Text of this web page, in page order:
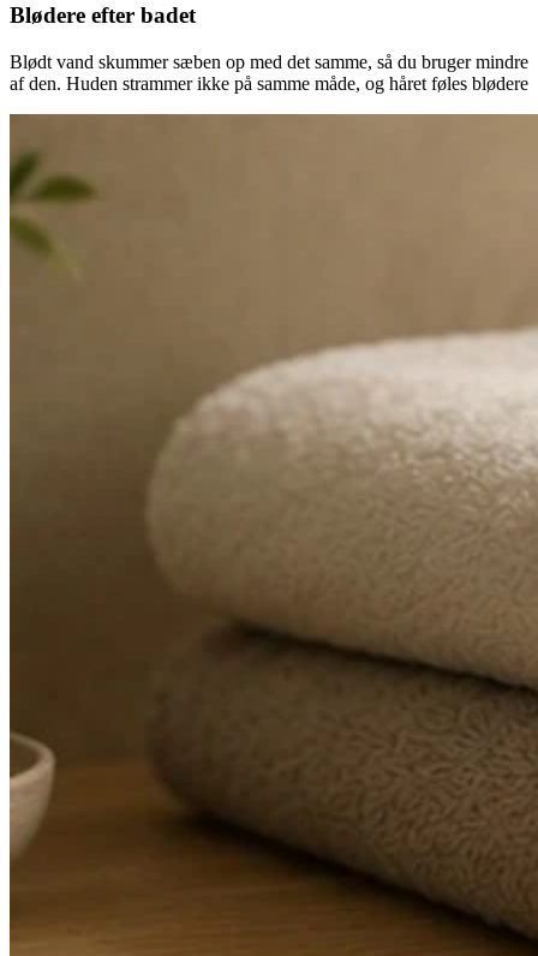
Blødere efter badet
Blødt vand skummer sæben op med det samme, så du bruger mindre
af den. Huden strammer ikke på samme måde, og håret føles blødere